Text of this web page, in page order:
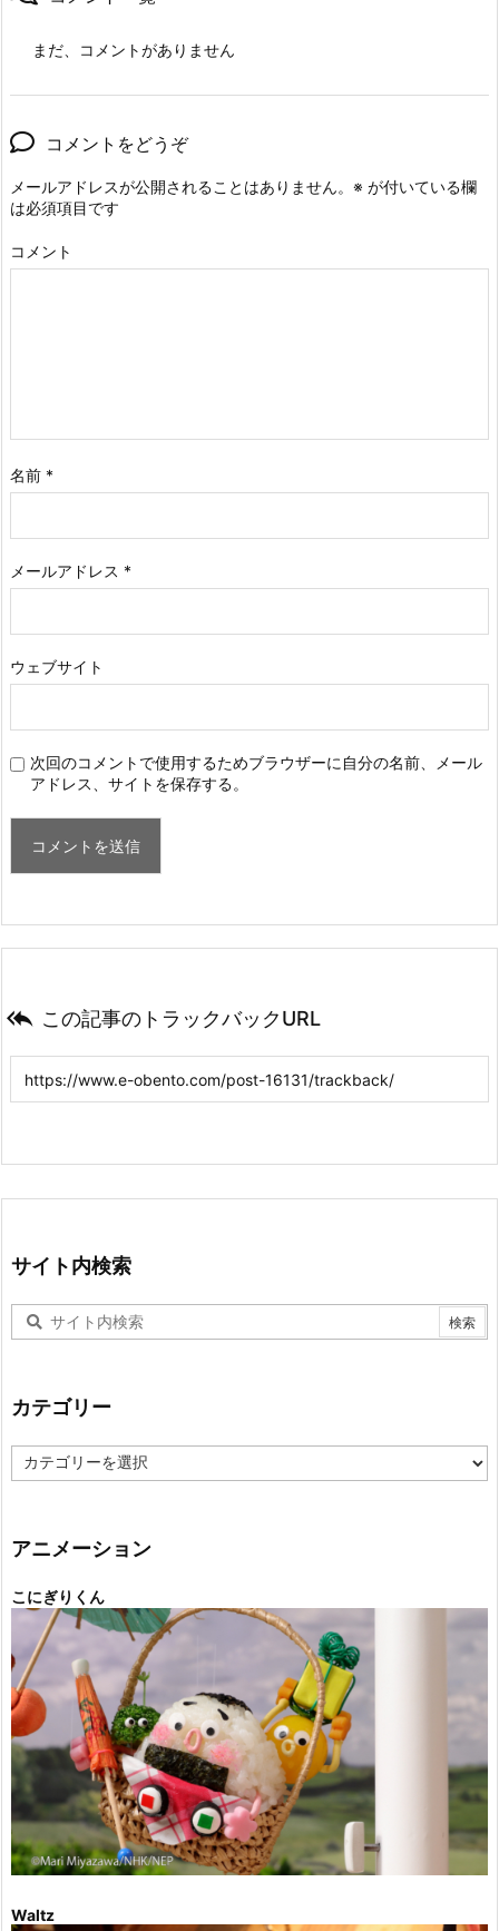
まだ、コメントがありません
コメントをどうぞ
メールアドレスが公開されることはありません。 ※ が付いている欄
は必須項目です
コメント
名前 *
メールアドレス *
ウェブサイト
次回のコメントで使用するためブラウザーに自分の名前、メール
アドレス、サイトを保存する。
 この記事のトラックバックURL
サイト内検索
カテゴリー
テ
ー
アニメーション
こにぎりくん
Waltz